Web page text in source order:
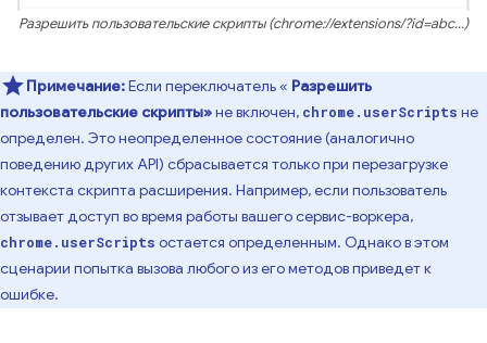
Разрешить пользовательские скрипты (chrome://extensions/?id=abc...)
Примечание:Если переключатель « Разрешить
пользовательские скрипты»не включен, chrome.userScripts не
определен. Это неопределенное состояние (аналогично
поведению других API) сбрасывается только при перезагрузке
контекста скрипта расширения. Например, если пользователь
отзывает доступ во время работы вашего сервис-воркера,
chrome.userScripts остается определенным. Однако в этом
сценарии попытка вызова любого из его методов приведет к
ошибке.